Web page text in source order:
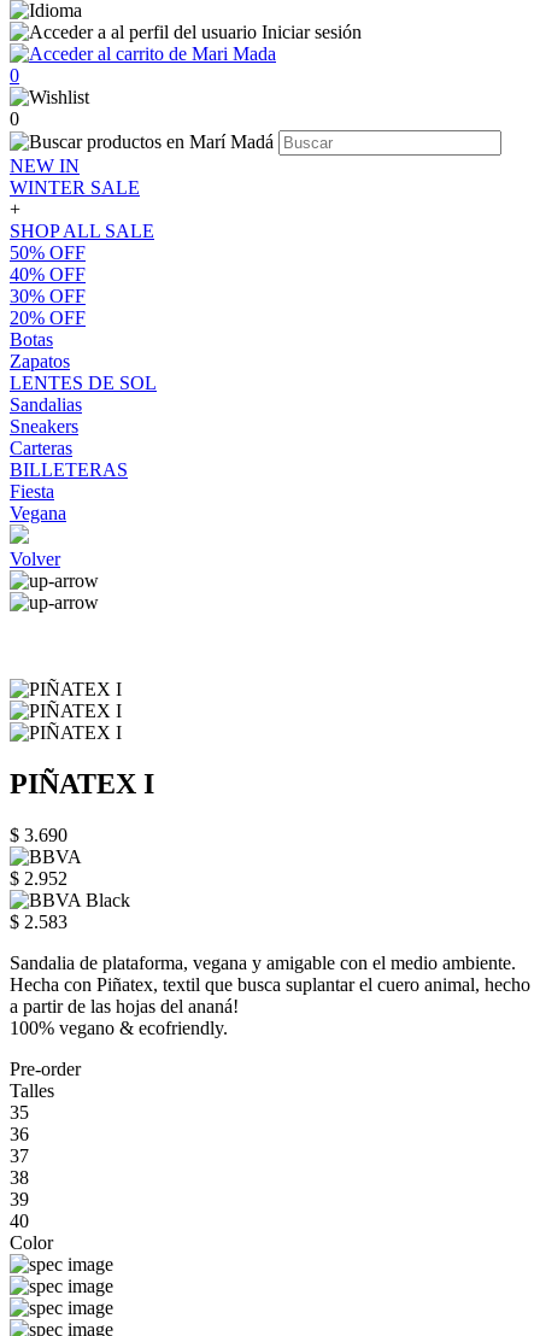
Iniciar sesión
0
0
NEW IN
WINTER SALE
+
SHOP ALL SALE
50% OFF
40% OFF
30% OFF
20% OFF
Botas
Zapatos
LENTES DE SOL
Sandalias
Sneakers
Carteras
BILLETERAS
Fiesta
Vegana
Volver
PIÑATEX I
$ 3.690
$ 2.952
$ 2.583
Sandalia de plataforma, vegana y amigable con el medio ambiente.
Hecha con Piñatex, textil que busca suplantar el cuero animal, hecho
a partir de las hojas del ananá!
100% vegano & ecofriendly.
Pre-order
Talles
35
36
37
38
39
40
Color